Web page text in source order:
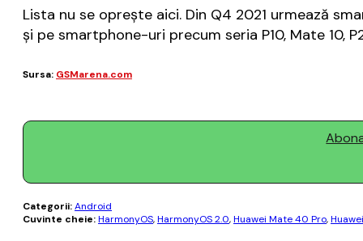
Lista nu se oprește aici. Din Q4 2021 urmează
și pe smartphone-uri precum seria P10, Mate 10,
Sursa: GSMarena.com
Categorii:Android
Cuvinte cheie:HarmonyOS,HarmonyOS 2.0,Huawei Mate 40 Pro,